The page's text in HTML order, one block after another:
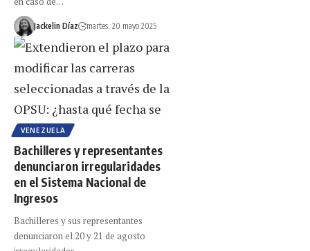
Jackelin Díaz martes, 20 mayo 2025
VENEZUELA
Bachilleres y representantes
denunciaron irregularidades
en el Sistema Nacional de
Ingresos
Bachilleres y sus representantes
denunciaron el 20 y 21 de agosto